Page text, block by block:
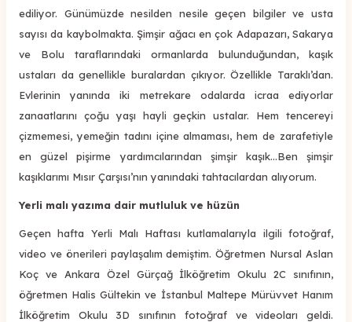
ediliyor. Günümüzde nesilden nesile geçen bilgiler ve usta
sayısı da kaybolmakta. Şimşir ağacı en çok Adapazarı, Sakarya
ve Bolu taraflarındaki ormanlarda bulunduğundan, kaşık
ustaları da genellikle buralardan çıkıyor. Özellikle Taraklı’dan.
Evlerinin yanında iki metrekare odalarda icraa ediyorlar
zanaatlarını çoğu yaşı hayli geçkin ustalar. Hem tencereyi
çizmemesi, yemeğin tadını içine almaması, hem de zarafetiyle
en güzel pişirme yardımcılarından şimşir kaşık...Ben şimşir
kaşıklarımı Mısır Çarşısı’nın yanındaki tahtacılardan alıyorum.
Yerli malı yazıma dair mutluluk ve hüzün
Geçen hafta Yerli Malı Haftası kutlamalarıyla ilgili fotoğraf,
video ve önerileri paylaşalım demiştim. Öğretmen Nursal Aslan
Koç ve Ankara Özel Gürçağ İlköğretim Okulu 2C sınıfının,
öğretmen Halis Gültekin ve İstanbul Maltepe Mürüvvet Hanım
İlköğretim Okulu 3D sınıfının fotoğraf ve videoları geldi.